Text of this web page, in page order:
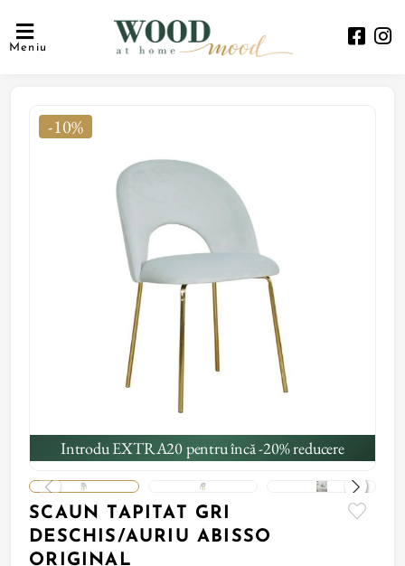
Meniu
-10%
Introdu EXTRA20 pentru încă -20% reducere
SCAUN TAPITAT GRI
DESCHIS/AURIU ABISSO
ORIGINAL